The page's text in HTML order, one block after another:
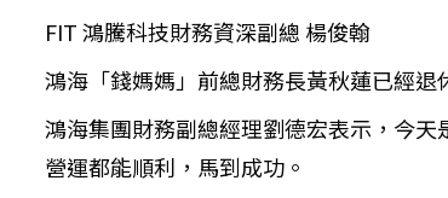
FIT 鴻騰科技財務資深副總 楊俊翰
鴻海「錢媽媽」前總財務長黃秋蓮已經
鴻海集團財務副總經理劉德宏表示，今
營運都能順利，馬到成功。